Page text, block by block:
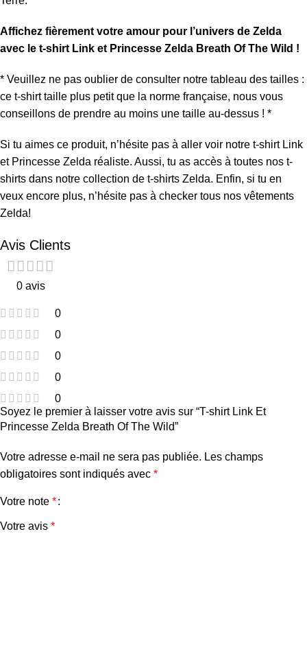
Affichez fièrement votre amour pour l’univers de Zelda
avec le t-shirt Link et Princesse Zelda Breath Of The Wild !
* Veuillez ne pas oublier de consulter notre tableau des tailles :
ce t-shirt taille plus petit que la norme française, nous vous
conseillons de prendre au moins une taille au-dessus ! *
Si tu aimes ce produit, n’hésite pas à aller voir notre t-shirt Link
et Princesse Zelda réaliste. Aussi, tu as accès à toutes nos t-
shirts dans notre collection de t-shirts Zelda. Enfin, si tu en
veux encore plus, n’hésite pas à checker tous nos vêtements
Zelda!
Avis Clients
0 avis
0
0
0
0
0
Soyez le premier à laisser votre avis sur “T-shirt Link Et
Princesse Zelda Breath Of The Wild”
Votre adresse e-mail ne sera pas publiée. Les champs
obligatoires sont indiqués avec *
Votre note *
Votre avis *